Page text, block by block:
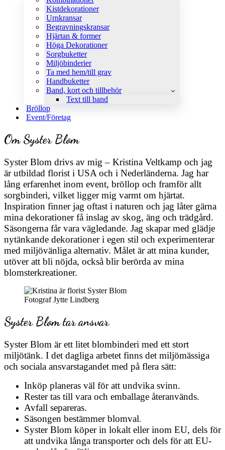
Kistdekorationer
Urnkransar
Begravningskransar
Hjärtan & former
Höga Dekorationer
Sorgbuketter
Miljöbinderier
Ta med hem/till grav
Handbuketter
Band, kort och tillbehör
Text till band
Bröllop
Event/Företag
Om Syster Blom
Syster Blom drivs av mig – Kristina Veltkamp och jag
är utbildad florist i USA och i Nederländerna. Jag har
lång erfarenhet inom event, bröllop och framför allt
sorgbinderi, vilket ligger mig varmt om hjärtat.
Inspiration finner jag oftast i naturen och jag låter gärna
mina dekorationer få inslag av skog, äng och trädgård.
Säsongerna får vara vägledande. Jag skapar med glädje
nytänkande dekorationer i egen stil och experimenterar
med miljövänliga alternativ. Målet är att mina kunder,
utöver att bli nöjda, också blir berörda av mina
blomsterkreationer.
Fotograf Jytte Lindberg
Syster Blom tar ansvar
Syster Blom är ett litet blombinderi med ett stort
miljötänk. I det dagliga arbetet finns det miljömässiga
och sociala ansvarstagandet med på flera sätt:
Inköp planeras väl för att undvika svinn.
Rester tas till vara och emballage återanvänds.
Avfall separeras.
Säsongen bestämmer blomval.
Syster Blom köper in lokalt eller inom EU, dels för
att undvika långa transporter och dels för att EU-